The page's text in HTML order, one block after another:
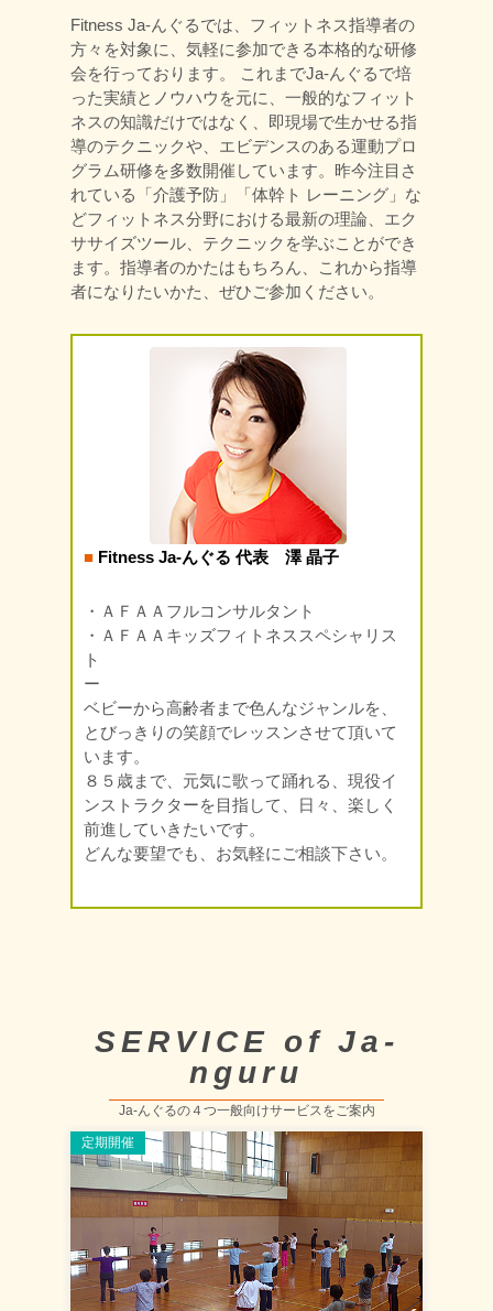
Fitness Ja-んぐるでは、フィットネス指導者の
方々を対象に、気軽に参加できる本格的な研修
会を行っております。 これまでJa-んぐるで培
った実績とノウハウを元に、一般的なフィット
ネスの知識だけではなく、即現場で生かせる指
導のテクニックや、エビデンスのある運動プロ
グラム研修を多数開催しています。昨今注目さ
れている「介護予防」「体幹ト レーニング」な
どフィットネス分野における最新の理論、エク
ササイズツール、テクニックを学ぶことができ
ます。指導者のかたはもちろん、これから指導
者になりたいかた、ぜひご参加ください。
■ Fitness Ja-んぐる 代表 澤 晶子
・ＡＦＡＡフルコンサルタント
・ＡＦＡＡキッズフィトネススペシャリス
ト
ー
ベビーから高齢者まで色んなジャンルを、
とびっきりの笑顔でレッスンさせて頂いて
います。
８５歳まで、元気に歌って踊れる、現役イ
ンストラクターを目指して、日々、楽しく
前進していきたいです。
どんな要望でも、お気軽にご相談下さい。
SERVICE of Ja-
nguru
Ja-んぐるの４つ一般向けサービスをご案内
定期開催